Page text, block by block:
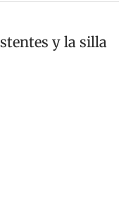
y la silla